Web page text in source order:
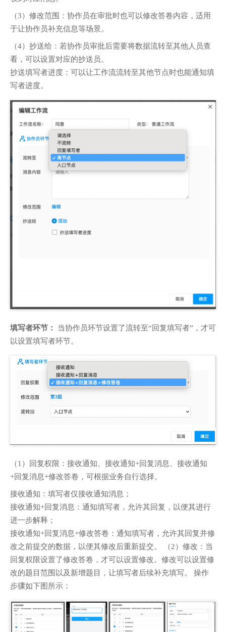
（3）修改范围：协作员在审批时也可以修改答卷内容，适用
于让协作员补充信息等场景。
（4）抄送给：若协作员审批后需要将数据流转至其他人员查
看，可以设置对应的抄送员。
抄送填写者进度：可以让工作流流转至其他节点时也能通知填
写者进度。
填写者环节：
当协作员环节设置了流转至“回复填写者”，才可
以设置填写者环节。
（1）回复权限：接收通知、接收通知+回复消息、接收通知
+回复消息+修改答卷，可根据业务自行选择。
接收通知：填写者仅接收通知消息；
接收通知+回复消息：通知填写者，允许其回复，以便其进行
进一步解释；
接收通知+回复消息+修改答卷：通知填写者，允许其回复并修
改之前提交的数据，以便其修改后重新提交。 （2）修改：当
回复权限设置了修改答卷，才可以设置修改。修改可以设置修
改的题目范围以及新增题目，让填写者后续补充填写。 操作
步骤如下图所示：